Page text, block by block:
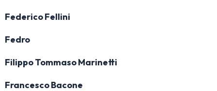
Federico Fellini
Fedro
Filippo Tommaso Marinetti
Francesco Bacone